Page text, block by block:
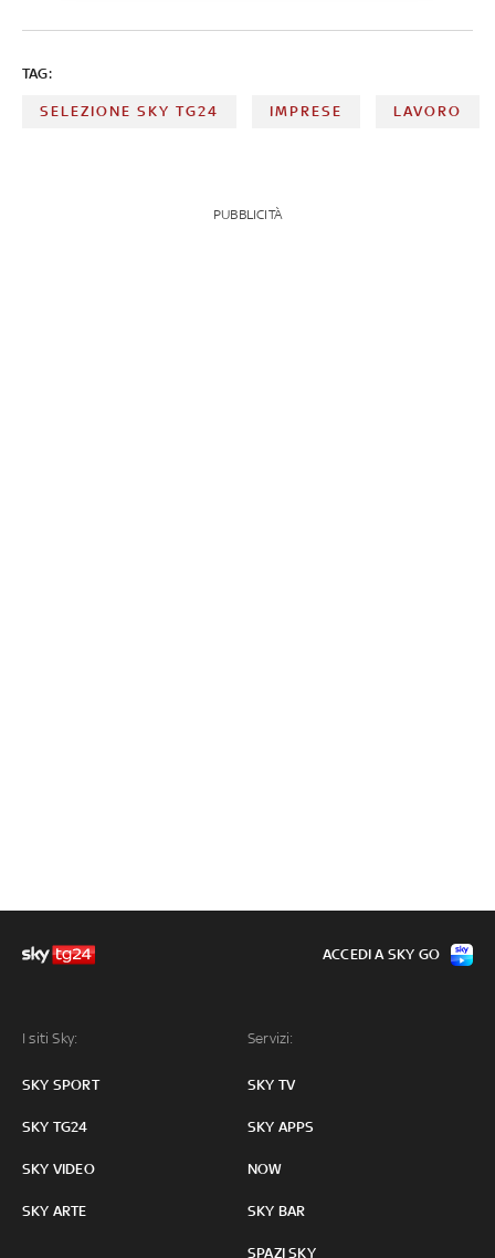
TAG:
SELEZIONE SKY TG24 IMPRESE LAVORO
PUBBLICITÀ
I siti Sky:
SKY SPORT
SKY TG24
SKY VIDEO
SKY ARTE
Servizi:
SKY TV
SKY APPS
NOW
SKY BAR
SPAZI SKY
ACCEDI A SKY GO